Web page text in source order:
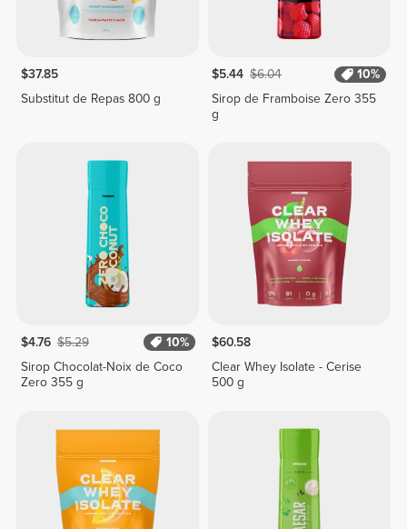
$37.85
Substitut de Repas 800 g
$5.44 $6.04
10%
Sirop de Framboise Zero 355
g
$4.76 $5.29
10%
Sirop Chocolat-Noix de Coco
Zero 355 g
$60.58
Clear Whey Isolate - Cerise
500 g